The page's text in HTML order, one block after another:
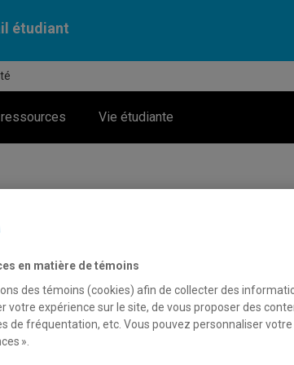
étudiant
Vie étudiante
horaires d’été
les équipes des Services à la réussite et à la
accompagner.
fermé
juillet.
en matière de témoins
des témoins (cookies) afin de collecter des
votre expérience sur le site, de vous proposer des
de fréquentation, etc. Vous pouvez personnaliser
».